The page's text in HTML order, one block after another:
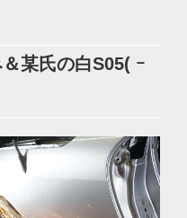
某氏の白S05( ｰ